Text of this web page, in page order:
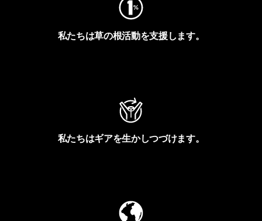
私たちは草の根活動を支援します。
私たちはギアを生かしつづけます。